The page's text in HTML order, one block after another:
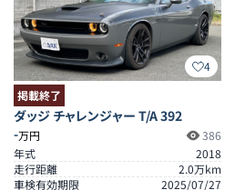
4
掲載終了
ダッジ チャレンジャー T/A 392
-万円
386
年式
2018
走行距離
2.0万km
車検有効期限
2025/07/27